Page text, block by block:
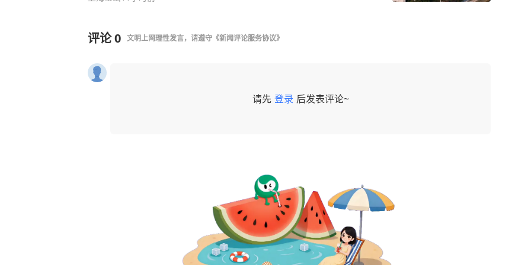
评论0 文明上网理性发言，请遵守 《新闻评论服务协议》
请先 登录 后发表评论~